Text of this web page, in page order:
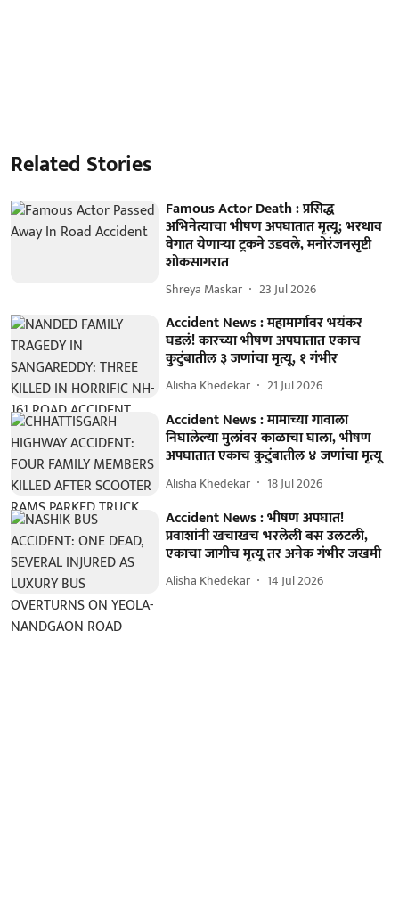
Related Stories
Famous Actor Death : प्रसिद्ध
अभिनेत्याचा भीषण अपघातात मृत्यू; भरधाव
वेगात येणाऱ्या ट्रकने उडवले, मनोरंजनसृष्टी
शोकसागरात
Shreya Maskar 23 Jul 2026
Accident News : महामार्गावर भयंकर
घडलं! कारच्या भीषण अपघातात एकाच
कुटुंबातील ३ जणांचा मृत्यू, १ गंभीर
Alisha Khedekar 21 Jul 2026
Accident News : मामाच्या गावाला
निघालेल्या मुलांवर काळाचा घाला, भीषण
अपघातात एकाच कुटुंबातील ४ जणांचा मृत्यू
Alisha Khedekar 18 Jul 2026
Accident News : भीषण अपघात!
प्रवाशांनी खचाखच भरलेली बस उलटली,
एकाचा जागीच मृत्यू तर अनेक गंभीर जखमी
Alisha Khedekar 14 Jul 2026